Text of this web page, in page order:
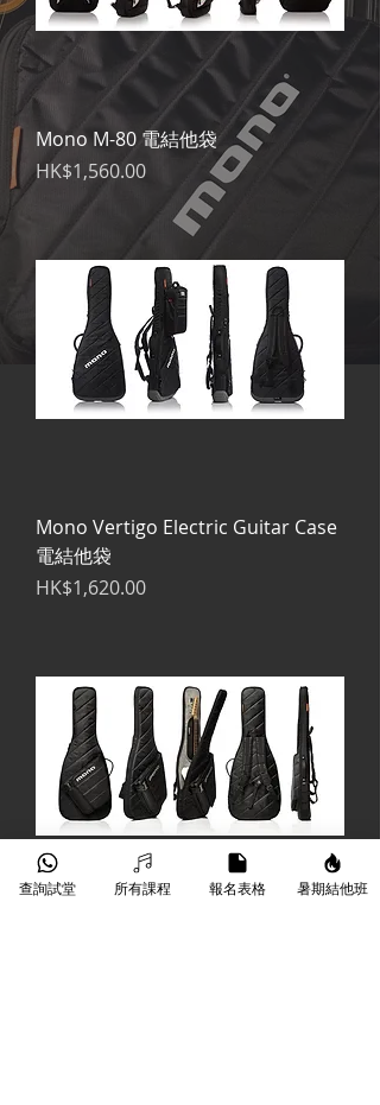
Mono M-80 電結他袋
價格
HK$1,560.00
Mono Vertigo Electric Guitar Case
電結他袋
價格
HK$1,620.00
查詢試堂 所有課程 報名表格 暑期結他班